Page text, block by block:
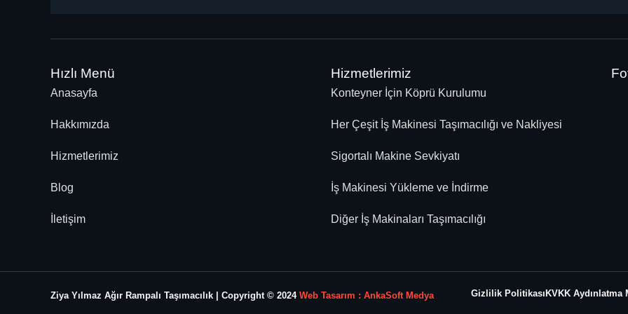
Hızlı Menü
Anasayfa
Hakkımızda
Hizmetlerimiz
Blog
İletişim
Hizmetlerimiz
Konteyner İçin Köprü Kurulumu
Her Çeşit İş Makinesi Taşımacılığı ve Nakliyesi
Sigortalı Makine Sevkiyatı
İş Makinesi Yükleme ve İndirme
Diğer İş Makinaları Taşımacılığı
Ziya Yılmaz Ağır Rampalı Taşımacılık | Copyright © 2024 Web Tasarım : AnkaSoft Medya Gizlilik Politikası KVKK Aydınlatma